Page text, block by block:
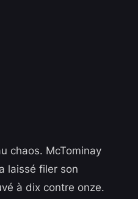
chaos. McTominay
laissé filer son
à dix contre onze.